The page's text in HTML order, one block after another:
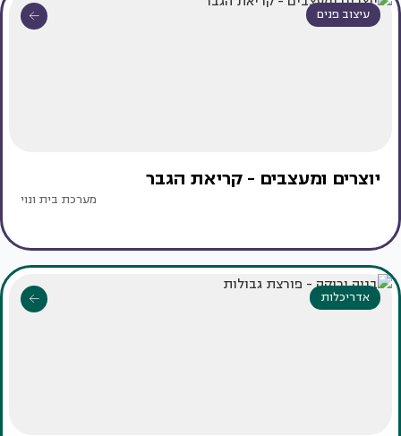
עיצוב פנים
יוצרים ומעצבים - קריאת הגבר
מערכת בית ונוי
אדריכלות